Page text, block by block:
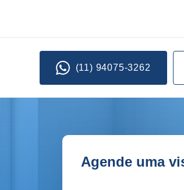
(11) 94075-3262
Agende uma